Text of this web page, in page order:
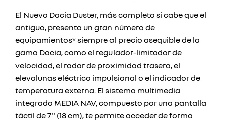
El Nuevo Dacia Duster, más completo si cabe que el
antiguo, presenta un gran número de
equipamientos* siempre al precio asequible de la
gama Dacia, como el regulador-limitador de
velocidad, el radar de proximidad trasera, el
elevalunas eléctrico impulsional o el indicador de
temperatura externa. El sistema multimedia
integrado MEDIA NAV, compuesto por una pantalla
táctil de 7'' (18 cm), te permite acceder de forma